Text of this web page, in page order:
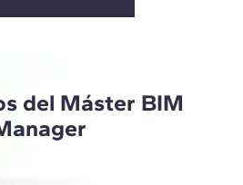
del Máster BIM